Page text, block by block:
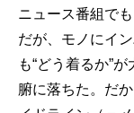
ニュース番組で
だが、モノにイ
も“どう着るか”
腑に落ちた。だ